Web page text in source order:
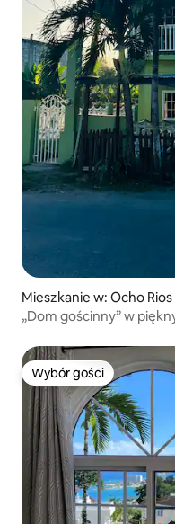
Mieszkanie w: Ocho Rios
„Dom gościnny” w
Wybór gości
Wybór gości